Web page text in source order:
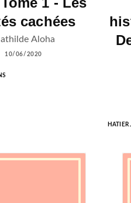
cachées
Aloha
10/06/2020
HATIER